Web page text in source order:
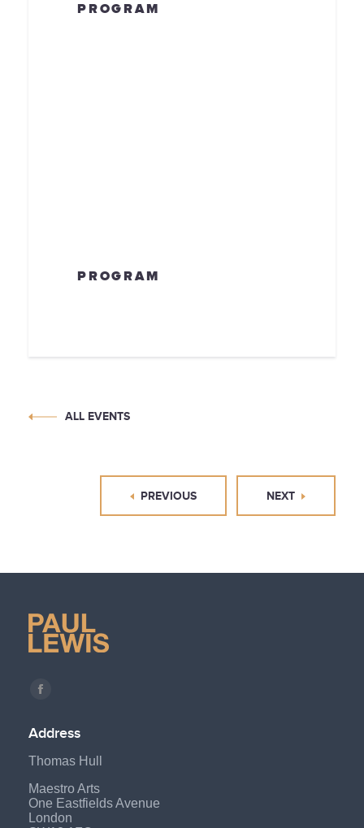
PROGRAM
PROGRAM
ALL EVENTS
PREVIOUS NEXT
Find us on:
Facebook
opens
in
new
window
Address
Thomas Hull
Maestro Arts
One Eastfields Avenue
London